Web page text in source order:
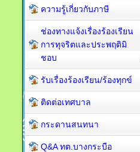
ความรู้เกี่ยวกับภาษี
ช่องทางแจ้งเรื่องร้องเรียน
การทุจริตและประพฤติมิ
ชอบ
รับเรื่องร้องเรียน/ร้องทุกข์
ติดต่อเทศบาล
กระดานสนทนา
Q&A ทต.บางกระบือ